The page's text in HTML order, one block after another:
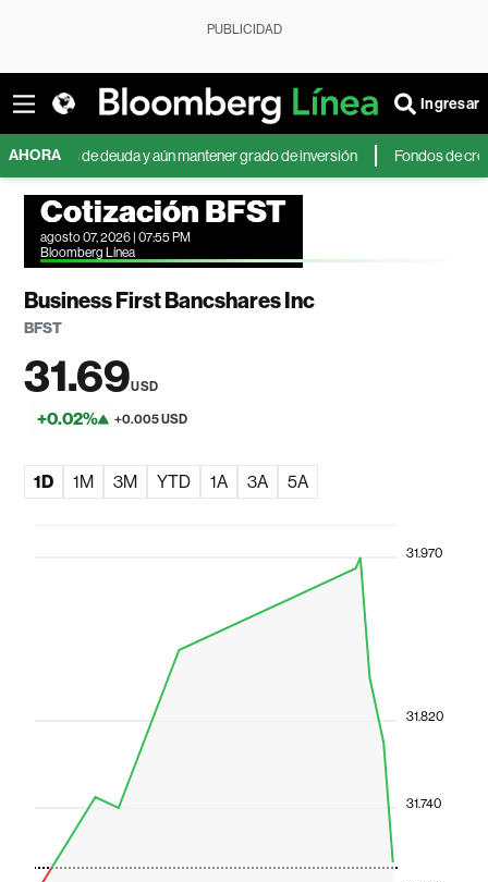
PUBLICIDAD
Ingresar
AHORA
de deuda y aún mantener grado de inversión Fondos de crédito
Cotización BFST
agosto 07, 2026 | 07:55 PM
Bloomberg Línea
Business First Bancshares Inc
BFST
31.69USD
+0.02% +0.005 USD
1D 1M 3M YTD 1A 3A 5A
31.740
31.820
31.970